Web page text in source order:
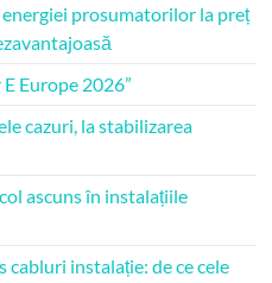
prosumatorilor la preț
Europe 2026”
cazuri, la stabilizarea
ascuns în instalațiile
instalație: de ce cele